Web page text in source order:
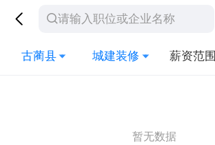
古蔺县 城建装修 薪资范围
暂无数据